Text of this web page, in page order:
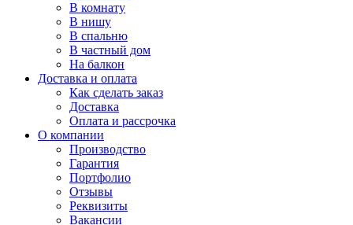
В комнату
В нишу
В спальню
В частный дом
На балкон
Доставка и оплата
Как сделать заказ
Доставка
Оплата и рассрочка
О компании
Производство
Гарантия
Портфолио
Отзывы
Реквизиты
Вакансии